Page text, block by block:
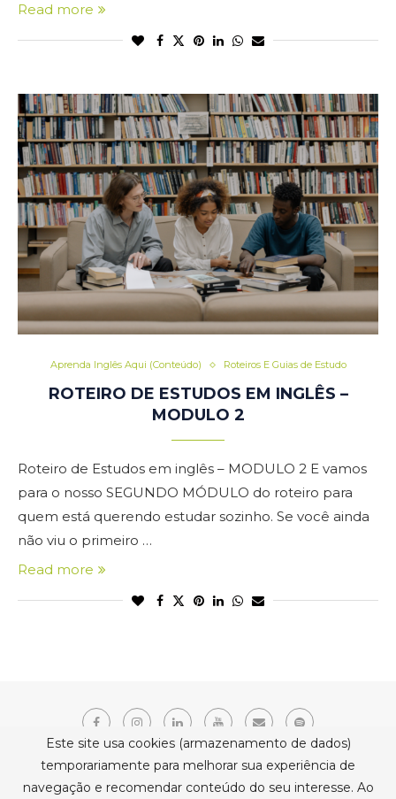
Read more
Aprenda Inglês Aqui (Conteúdo) Roteiros E Guias de Estudo
ROTEIRO DE ESTUDOS EM INGLÊS –
MODULO 2
Roteiro de Estudos em inglês – MODULO 2 E vamos
para o nosso SEGUNDO MÓDULO do roteiro para
quem está querendo estudar sozinho. Se você ainda
não viu o primeiro …
Read more
Copyright © 2021 Erika Belmonte. Todos os direitos reservados.
Este site usa cookies (armazenamento de dados)
temporariamente para melhorar sua experiência de
navegação e recomendar conteúdo do seu interesse. Ao